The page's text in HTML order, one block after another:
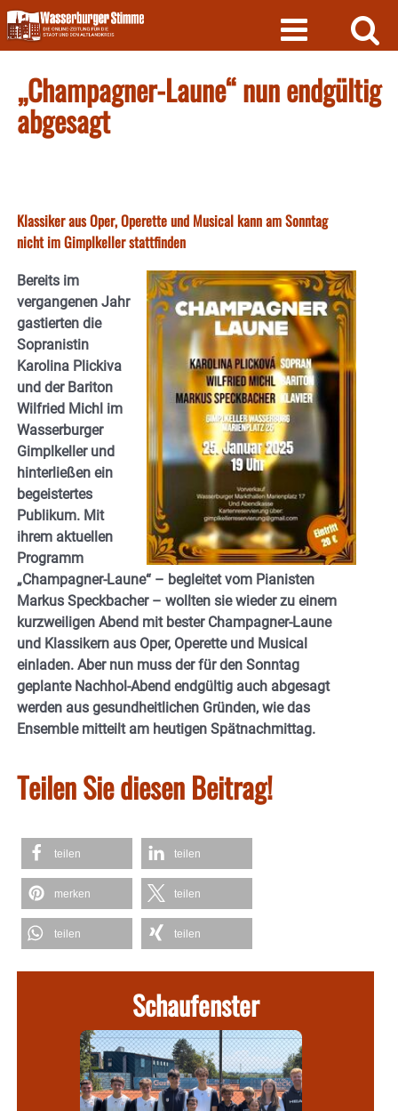
Skip
to
content
„Champagner-Laune“ nun endgültig
abgesagt
Klassiker aus Oper, Operette und Musical kann am Sonntag
nicht im Gimplkeller stattfinden
Bereits im
vergangenen Jahr
gastierten die
Sopranistin
Karolina Plickiva
und der Bariton
Wilfried Michl im
Wasserburger
Gimplkeller und
hinterließen ein
begeistertes
Publikum. Mit
ihrem aktuellen
Programm
„Champagner-Laune“ – begleitet vom Pianisten
Markus Speckbacher – wollten sie wieder zu einem
kurzweiligen Abend mit bester Champagner-Laune
und Klassikern aus Oper, Operette und Musical
einladen. Aber nun muss der für den Sonntag
geplante Nachhol-Abend endgültig auch abgesagt
werden aus gesundheitlichen Gründen, wie das
Ensemble mitteilt am heutigen Spätnachmittag.
Teilen Sie diesen Beitrag!
teilen teilen
merken teilen
teilen teilen
Schaufenster